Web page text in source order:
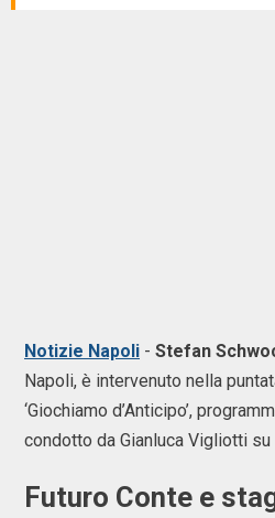
Notizie Napoli - Stefan
Napoli, è intervenuto nella
‘Giochiamo d’Anticipo’,
condotto da Gianluca Vigliotti
Futuro Conte e